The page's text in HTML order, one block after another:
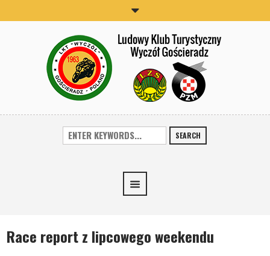
SEARCH
Race report z lipcowego weekendu